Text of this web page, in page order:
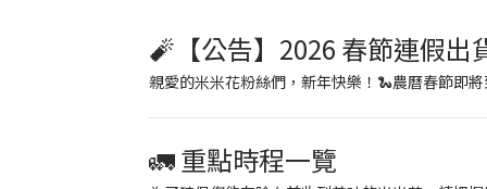
🧨【公告】2026 春節連假出
親愛的米米花粉絲們，新年快樂！🐍農曆春節即
🚛 重點時程一覽